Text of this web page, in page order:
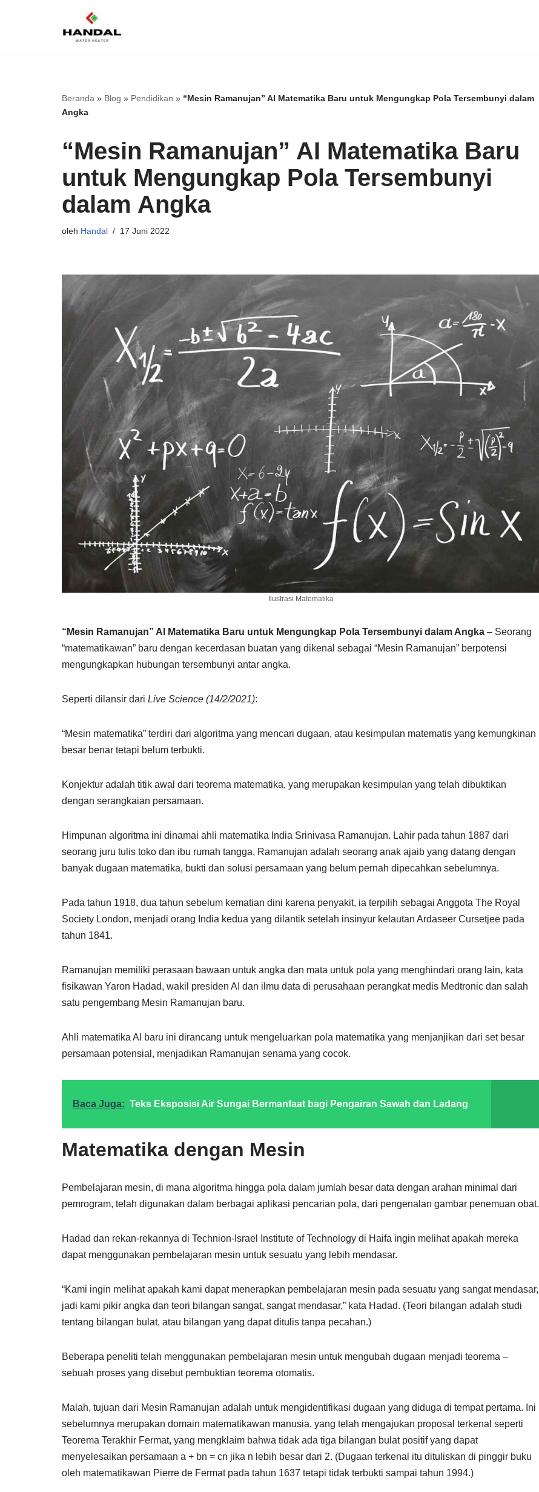
Beranda » Blog » Pendidikan » “Mesin Ramanujan” AI Matematika Baru untuk Mengungkap Pola Tersembunyi dalam
Angka
“Mesin Ramanujan” AI Matematika Baru
untuk Mengungkap Pola Tersembunyi
dalam Angka
oleh Handal 17 Juni 2022
Ilustrasi Matematika
“Mesin Ramanujan” AI Matematika Baru untuk Mengungkap Pola Tersembunyi dalam Angka – Seorang
“matematikawan” baru dengan kecerdasan buatan yang dikenal sebagai “Mesin Ramanujan” berpotensi
mengungkapkan hubungan tersembunyi antar angka.
Seperti dilansir dari Live Science (14/2/2021):
“Mesin matematika” terdiri dari algoritma yang mencari dugaan, atau kesimpulan matematis yang kemungkinan
besar benar tetapi belum terbukti.
Konjektur adalah titik awal dari teorema matematika, yang merupakan kesimpulan yang telah dibuktikan
dengan serangkaian persamaan.
Himpunan algoritma ini dinamai ahli matematika India Srinivasa Ramanujan. Lahir pada tahun 1887 dari
seorang juru tulis toko dan ibu rumah tangga, Ramanujan adalah seorang anak ajaib yang datang dengan
banyak dugaan matematika, bukti dan solusi persamaan yang belum pernah dipecahkan sebelumnya.
Pada tahun 1918, dua tahun sebelum kematian dini karena penyakit, ia terpilih sebagai Anggota The Royal
Society London, menjadi orang India kedua yang dilantik setelah insinyur kelautan Ardaseer Cursetjee pada
tahun 1841.
Ramanujan memiliki perasaan bawaan untuk angka dan mata untuk pola yang menghindari orang lain, kata
fisikawan Yaron Hadad, wakil presiden AI dan ilmu data di perusahaan perangkat medis Medtronic dan salah
satu pengembang Mesin Ramanujan baru.
Ahli matematika AI baru ini dirancang untuk mengeluarkan pola matematika yang menjanjikan dari set besar
persamaan potensial, menjadikan Ramanujan senama yang cocok.
Baca Juga: Teks Eksposisi Air Sungai Bermanfaat bagi Pengairan Sawah dan Ladang
Matematika dengan Mesin
Pembelajaran mesin, di mana algoritma hingga pola dalam jumlah besar data dengan arahan minimal dari
pemrogram, telah digunakan dalam berbagai aplikasi pencarian pola, dari pengenalan gambar penemuan obat.
Hadad dan rekan-rekannya di Technion-Israel Institute of Technology di Haifa ingin melihat apakah mereka
dapat menggunakan pembelajaran mesin untuk sesuatu yang lebih mendasar.
“Kami ingin melihat apakah kami dapat menerapkan pembelajaran mesin pada sesuatu yang sangat mendasar,
jadi kami pikir angka dan teori bilangan sangat, sangat mendasar,” kata Hadad. (Teori bilangan adalah studi
tentang bilangan bulat, atau bilangan yang dapat ditulis tanpa pecahan.)
Beberapa peneliti telah menggunakan pembelajaran mesin untuk mengubah dugaan menjadi teorema –
sebuah proses yang disebut pembuktian teorema otomatis.
Malah, tujuan dari Mesin Ramanujan adalah untuk mengidentifikasi dugaan yang diduga di tempat pertama. Ini
sebelumnya merupakan domain matematikawan manusia, yang telah mengajukan proposal terkenal seperti
Teorema Terakhir Fermat, yang mengklaim bahwa tidak ada tiga bilangan bulat positif yang dapat
menyelesaikan persamaan a + bn = cn jika n lebih besar dari 2. (Dugaan terkenal itu dituliskan di pinggir buku
oleh matematikawan Pierre de Fermat pada tahun 1637 tetapi tidak terbukti sampai tahun 1994.)